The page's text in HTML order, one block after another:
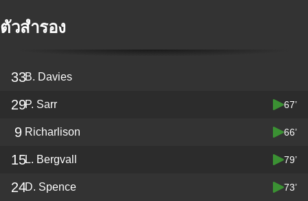
ตัวสำรอง
33B. Davies
29P. Sarr 67’
9 Richarlison 66’
15L. Bergvall 79’
24D. Spence 73’